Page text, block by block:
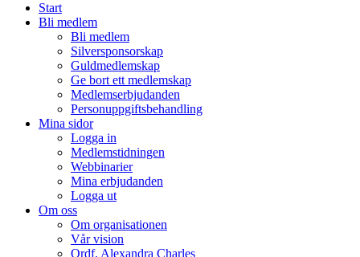
Start
Bli medlem
Bli medlem
Silversponsorskap
Guldmedlemskap
Ge bort ett medlemskap
Medlemserbjudanden
Personuppgiftsbehandling
Mina sidor
Logga in
Medlemstidningen
Webbinarier
Mina erbjudanden
Logga ut
Om oss
Om organisationen
Vår vision
Ordf. Alexandra Charles